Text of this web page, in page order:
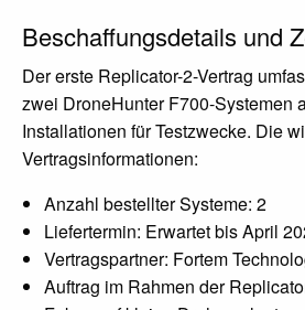
Beschaffungsdetails und
Der erste Replicator-2-Vertrag
zwei DroneHunter F700-Systemen
Installationen für Testzwecke. Die
Vertragsinformationen:
Anzahl bestellter Systeme: 2
Liefertermin: Erwartet bis April
Vertragspartner: Fortem
Auftrag im Rahmen der